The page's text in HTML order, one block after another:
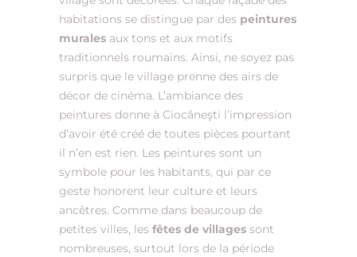
habitations se distingue par des peintures
murales aux tons et aux motifs
traditionnels roumains. Ainsi, ne soyez pas
surpris que le village prenne des airs de
décor de cinéma. L’ambiance des
peintures donne à Ciocăneşti l’impression
d’avoir été créé de toutes pièces pourtant
il n’en est rien. Les peintures sont un
symbole pour les habitants, qui par ce
geste honorent leur culture et leurs
ancêtres. Comme dans beaucoup de
petites villes, les fêtes de villages sont
nombreuses, surtout lors de la période